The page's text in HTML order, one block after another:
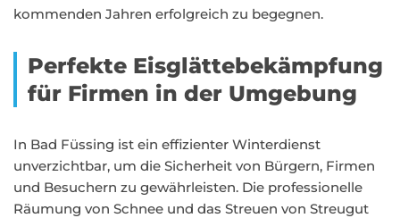
kommenden Jahren erfolgreich zu begegnen.
Perfekte Eisglättebekämpfung
für Firmen in der Umgebung
In Bad Füssing ist ein effizienter Winterdienst
unverzichtbar, um die Sicherheit von Bürgern, Firmen
und Besuchern zu gewährleisten. Die professionelle
Räumung von Schnee und das Streuen von Streugut